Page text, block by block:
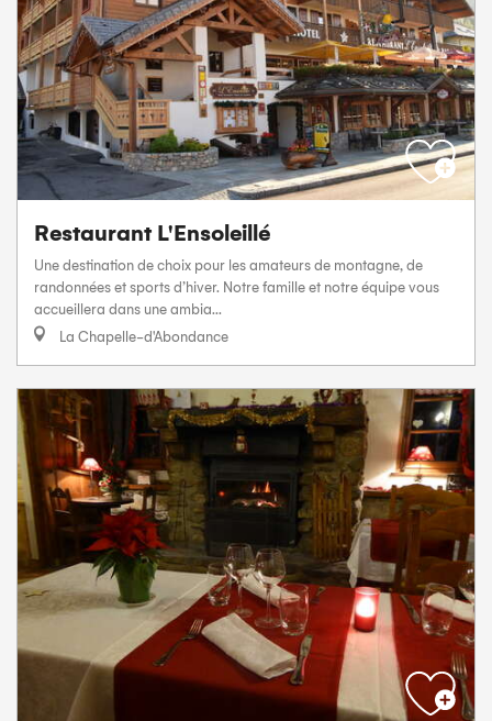
Restaurant L'Ensoleillé
Une destination de choix pour les amateurs de montagne, de
randonnées et sports d’hiver. Notre famille et notre équipe vous
accueillera dans une ambia...
La Chapelle-d'Abondance